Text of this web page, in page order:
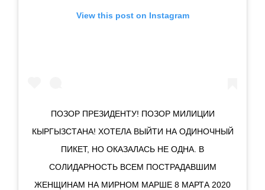
View this post on Instagram
ПОЗОР ПРЕЗИДЕНТУ! ПОЗОР МИЛИЦИИ
КЫРГЫЗСТАНА! ХОТЕЛА ВЫЙТИ НА ОДИНОЧНЫЙ
ПИКЕТ, НО ОКАЗАЛАСЬ НЕ ОДНА. В
СОЛИДАРНОСТЬ ВСЕМ ПОСТРАДАВШИМ
ЖЕНЩИНАМ НА МИРНОМ МАРШЕ 8 МАРТА 2020